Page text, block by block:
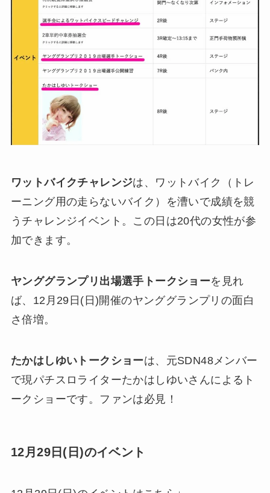
ワットバイクチャレンジは、ワットバイク（トレ
ーニング用の走らないバイク）を漕いで成績を競
うチャレンジイベント。この日は20代の女性が参
加できます。
ヤンググランプリ出場選手トークショーを見れ
ば、12月29日(日)開催のヤンググランプリの面白
さ倍増。
たかはしゆいトークショーは、元SDN48メンバー
で現パチスロライターたかはしゆいさんによるト
ークショーです。ファンは必見！
12月29日(日)のイベント